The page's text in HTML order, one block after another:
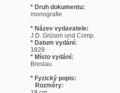
* Název vydavatele:
J.D. Grüson und Comp.
* Datum vydání:
* Místo vydání:
Breslau
* Fyzický popis:
Rozměry:
Rozsah:
viii, 712 s. ;